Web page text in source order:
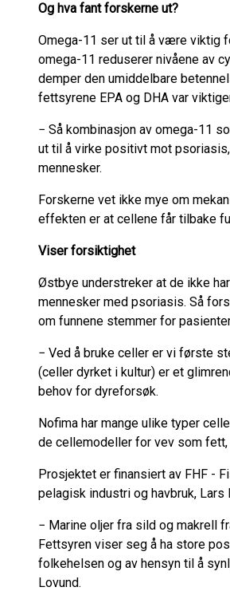
Og hva fant forskerne ut?
Omega-11 ser ut til å være viktig
omega-11 reduserer nivåene av
demper den umiddelbare
fettsyrene EPA og DHA var
− Så kombinasjon av omega-11
ut til å virke positivt mot
mennesker.
Forskerne vet ikke mye om
effekten er at cellene får tilbake
Viser forsiktighet
Østbye understreker at de ikke
mennesker med psoriasis. Så
om funnene stemmer for
− Ved å bruke celler er vi første
(celler dyrket i kultur) er et
behov for dyreforsøk.
Nofima har mange ulike typer
de cellemodeller for vev som fett,
Prosjektet er finansiert av FHF -
pelagisk industri og havbruk,
− Marine oljer fra sild og makrell
Fettsyren viser seg å ha store
folkehelsen og av hensyn til å
Lovund.